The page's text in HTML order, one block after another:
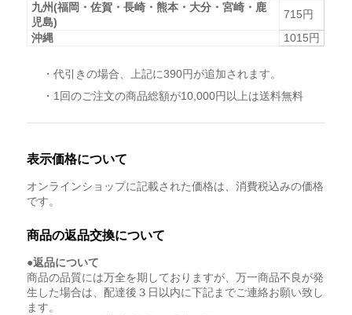
九州(福岡・佐賀・長崎・熊本・大分・宮崎・鹿
児島)
715円
沖縄
1015円
・代引きの場合、上記に390円が追加されます。
・1回のご注文の商品総額が10,000円以上は送料無料
表示価格について
オンラインショップに記載された価格は、消費税込みの価格
です。
商品の返品交換について
●返品について
商品の品質には万全を期しておりますが、万一商品不良が発
生した場合は、配達後３日以内に下記までご連絡お願い致し
ます。